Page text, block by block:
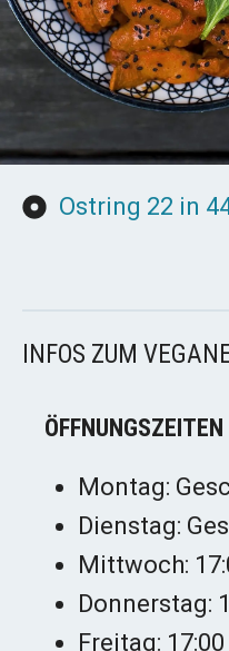
Ostring 22 in
INFOS ZUM
ÖFFNUNGSZEITEN
Montag:
Dienstag:
Mittwoch:
Donnerstag:
Freitag: 17:00